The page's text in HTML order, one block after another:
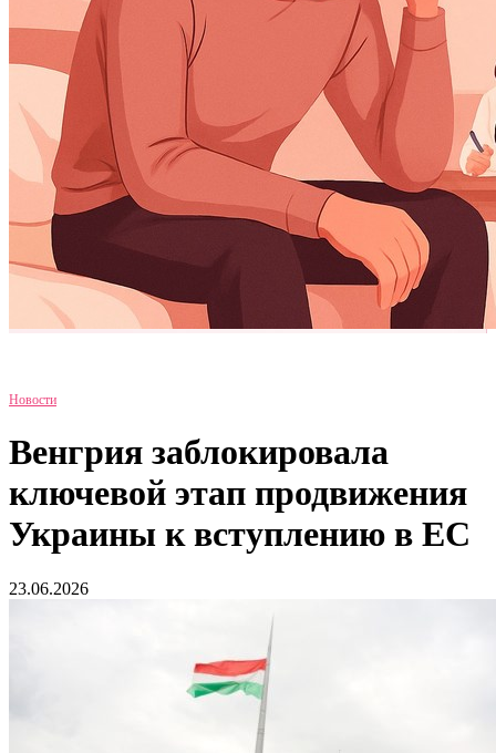
Новости
Венгрия заблокировала
ключевой этап продвижения
Украины к вступлению в ЕС
23.06.2026